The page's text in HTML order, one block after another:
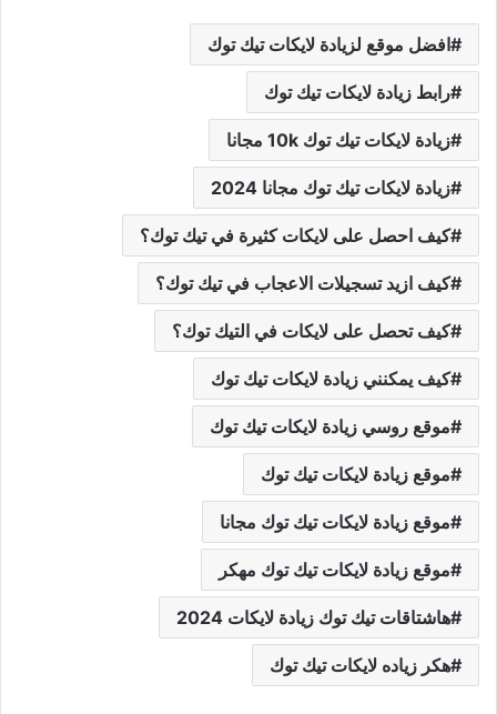
افضل موقع لزيادة لايكات تيك توك
رابط زيادة لايكات تيك توك
زيادة لايكات تيك توك 10k مجانا
زيادة لايكات تيك توك مجانا 2024
كيف احصل على لايكات كثيرة في تيك توك؟
كيف ازيد تسجيلات الاعجاب في تيك توك؟
كيف تحصل على لايكات في التيك توك؟
كيف يمكنني زيادة لايكات تيك توك
موقع روسي زيادة لايكات تيك توك
موقع زيادة لايكات تيك توك
موقع زيادة لايكات تيك توك مجانا
موقع زيادة لايكات تيك توك مهكر
هاشتاقات تيك توك زيادة لايكات 2024
هكر زياده لايكات تيك توك